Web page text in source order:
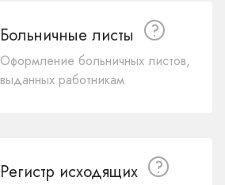
Больничные листы
Оформление больничных листов,
выданных работникам
Регистр исходящих